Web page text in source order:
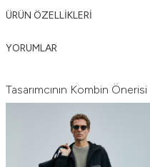
ÜRÜN ÖZELLIKLERI
YORUMLAR
Tasarımcının Kombin Önerisi